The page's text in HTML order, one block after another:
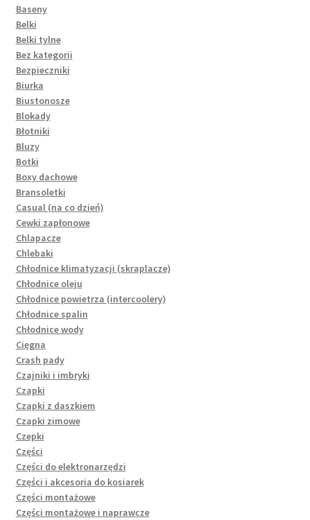
Baseny
Belki
Belki tylne
Bez kategorii
Bezpieczniki
Biurka
Biustonosze
Blokady
Błotniki
Bluzy
Botki
Boxy dachowe
Bransoletki
Casual (na co dzień)
Cewki zapłonowe
Chlapacze
Chlebaki
Chłodnice klimatyzacji (skraplacze)
Chłodnice oleju
Chłodnice powietrza (intercoolery)
Chłodnice spalin
Chłodnice wody
Cięgna
Crash pady
Czajniki i imbryki
Czapki
Czapki z daszkiem
Czapki zimowe
Czepki
Części
Części do elektronarzędzi
Części i akcesoria do kosiarek
Części montażowe
Części montażowe i naprawcze